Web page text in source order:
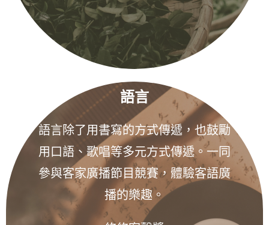
語言
語言除了用書寫的方式傳遞，也鼓勵
用口語、歌唱等多元方式傳遞。一同
參與客家廣播節目競賽，體驗客語廣
播的樂趣。